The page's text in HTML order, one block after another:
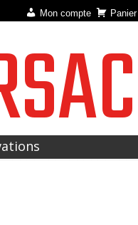
Mon compte Panier